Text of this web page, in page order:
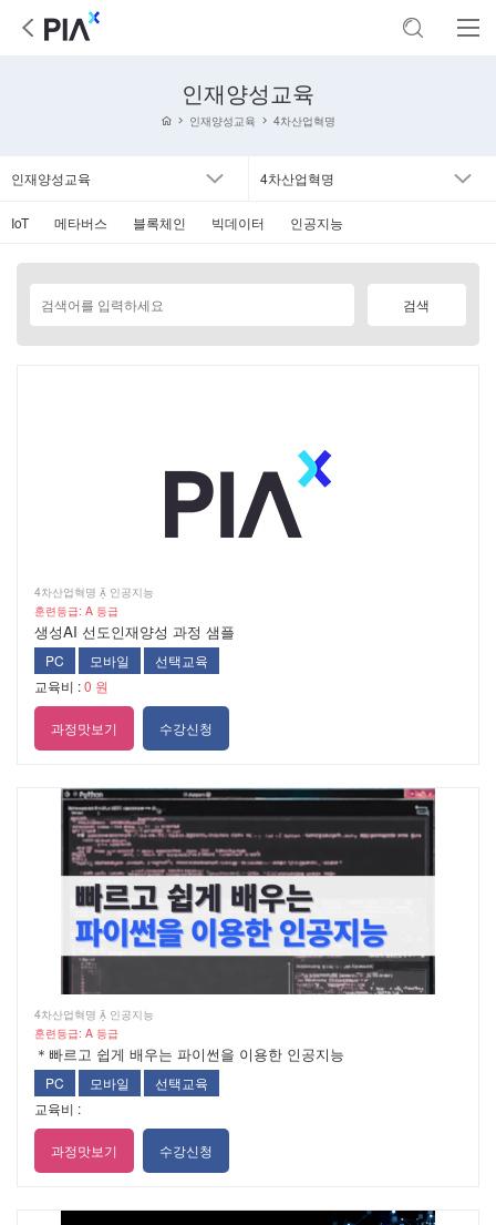
인재양성교육
인재양성교육 4차산업혁명
인재양성교육 4차산업혁명
IoT 메타버스 블록체인 빅데이터 인공지능
4차산업혁명  인공지능
훈련등급: A 등급
생성AI 선도인재양성 과정 샘플
PC 모바일
선택교육
교육비 :0 원
과정맛보기 수강신청
4차산업혁명  인공지능
훈련등급: A 등급
＊빠르고 쉽게 배우는 파이썬을 이용한 인공지능
PC 모바일
선택교육
교육비 :
과정맛보기 수강신청